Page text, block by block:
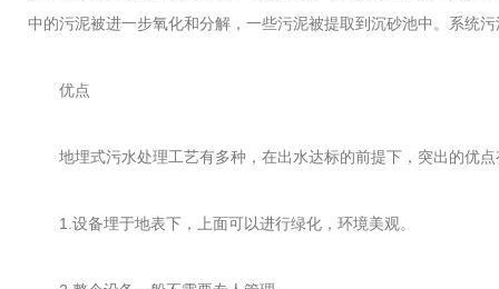
中的污泥被进一步氧化和分解，一些污泥被提取到沉砂池中。系统
优点
地埋式污水处理工艺有多种，在出水达标的前提下，突出的优点
1.设备埋于地表下，上面可以进行绿化，环境美观。